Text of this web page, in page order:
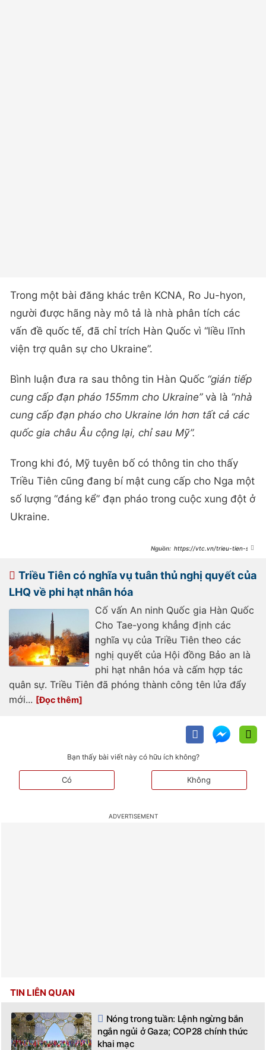
Trong một bài đăng khác trên KCNA, Ro Ju-hyon,
người được hãng này mô tả là nhà phân tích các
vấn đề quốc tế, đã chỉ trích Hàn Quốc vì “liều lĩnh
viện trợ quân sự cho Ukraine”.
Bình luận đưa ra sau thông tin Hàn Quốc “gián tiếp
cung cấp đạn pháo 155mm cho Ukraine”và là “nhà
cung cấp đạn pháo cho Ukraine lớn hơn tất cả các
quốc gia châu Âu cộng lại, chỉ sau Mỹ”.
Trong khi đó, Mỹ tuyên bố có thông tin cho thấy
Triều Tiên cũng đang bí mật cung cấp cho Nga một
số lượng “đáng kể” đạn pháo trong cuộc xung đột ở
Ukraine.
https://vtc.vn/trieu-tien-se-
Triều Tiên có nghĩa vụ tuân thủ nghị quyết của
LHQ về phi hạt nhân hóa
Cố vấn An ninh Quốc gia Hàn Quốc
Cho Tae-yong khẳng định các
nghĩa vụ của Triều Tiên theo các
nghị quyết của Hội đồng Bảo an là
phi hạt nhân hóa và cấm hợp tác
quân sự. Triều Tiên đã phóng thành công tên lửa đẩy
mới...
Bạn thấy bài viết này có hữu ích không?
Có Không
TIN LIÊN QUAN
Nóng trong tuần: Lệnh ngừng bắn
ngắn ngủi ở Gaza; COP28 chính thức
khai mạc